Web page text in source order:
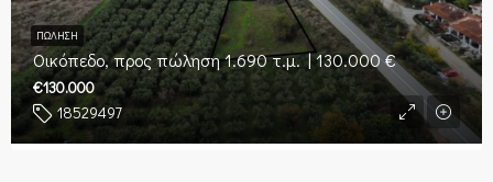
Οικόπεδο, προς πώληση 1.690 τ.μ. | 130.000 €
18529497
€130.000
ΠΏΛΗΣΗ